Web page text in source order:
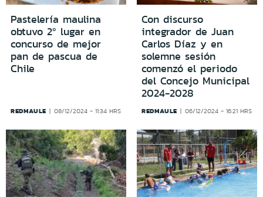
Pastelería maulina
obtuvo 2º lugar en
concurso de mejor
pan de pascua de
Chile
REDMAULE 08/12/2024 - 11:34 HRS
Con discurso
integrador de Juan
Carlos Díaz y en
solemne sesión
comenzó el periodo
del Concejo Municipal
2024-2028
REDMAULE 06/12/2024 - 16:21 HRS